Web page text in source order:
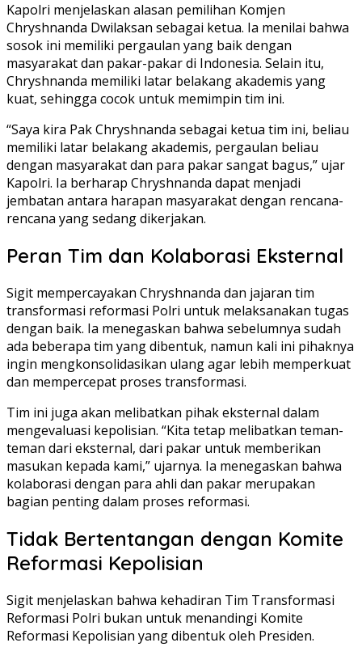
Kapolri menjelaskan alasan pemilihan Komjen
Chryshnanda Dwilaksan sebagai ketua. Ia menilai bahwa
sosok ini memiliki pergaulan yang baik dengan
masyarakat dan pakar-pakar di Indonesia. Selain itu,
Chryshnanda memiliki latar belakang akademis yang
kuat, sehingga cocok untuk memimpin tim ini.
“Saya kira Pak Chryshnanda sebagai ketua tim ini, beliau
memiliki latar belakang akademis, pergaulan beliau
dengan masyarakat dan para pakar sangat bagus,” ujar
Kapolri. Ia berharap Chryshnanda dapat menjadi
jembatan antara harapan masyarakat dengan rencana-
rencana yang sedang dikerjakan.
Peran Tim dan Kolaborasi Eksternal
Sigit mempercayakan Chryshnanda dan jajaran tim
transformasi reformasi Polri untuk melaksanakan tugas
dengan baik. Ia menegaskan bahwa sebelumnya sudah
ada beberapa tim yang dibentuk, namun kali ini pihaknya
ingin mengkonsolidasikan ulang agar lebih memperkuat
dan mempercepat proses transformasi.
Tim ini juga akan melibatkan pihak eksternal dalam
mengevaluasi kepolisian. “Kita tetap melibatkan teman-
teman dari eksternal, dari pakar untuk memberikan
masukan kepada kami,” ujarnya. Ia menegaskan bahwa
kolaborasi dengan para ahli dan pakar merupakan
bagian penting dalam proses reformasi.
Tidak Bertentangan dengan Komite
Reformasi Kepolisian
Sigit menjelaskan bahwa kehadiran Tim Transformasi
Reformasi Polri bukan untuk menandingi Komite
Reformasi Kepolisian yang dibentuk oleh Presiden.